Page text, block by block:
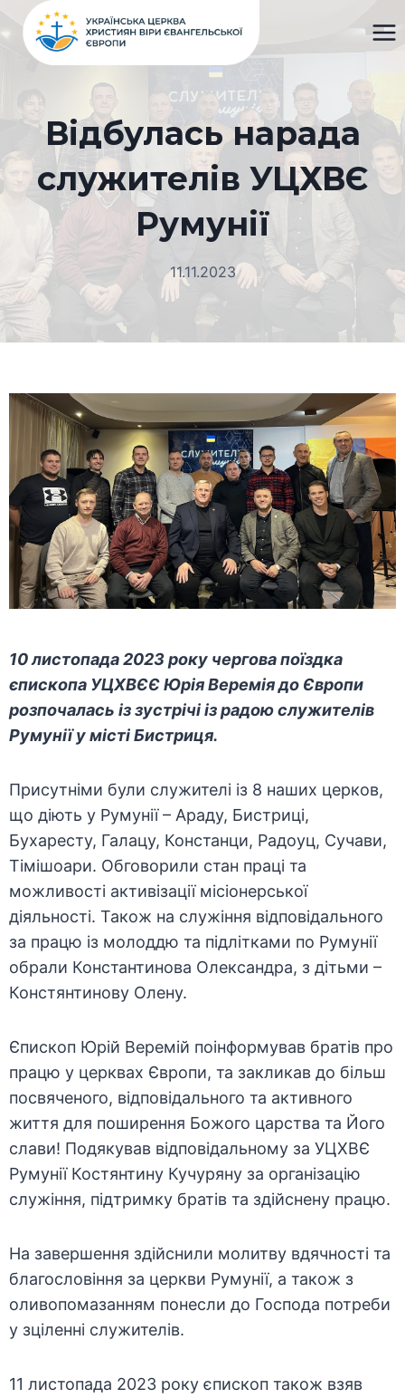
Перейти
до
вмісту
Відбулась нарада
служителів УЦХВЄ
Румунії
11.11.2023
10 листопада 2023 року чергова поїздка
єпископа УЦХВЄЄ Юрія Веремія до Європи
розпочалась із зустрічі із радою служителів
Румунії у місті Бистриця.
Присутніми були служителі із 8 наших церков,
що діють у Румунії – Араду, Бистриці,
Бухаресту, Галацу, Констанци, Радоуц, Сучави,
Тімішоари. Обговорили стан праці та
можливості активізації місіонерської
діяльності. Також на служіння відповідального
за працю із молоддю та підлітками по Румунії
обрали Константинова Олександра, з дітьми –
Констянтинову Олену.
Єпископ Юрій Веремій поінформував братів про
працю у церквах Європи, та закликав до більш
посвяченого, відповідального та активного
життя для поширення Божого царства та Його
слави! Подякував відповідальному за УЦХВЄ
Румунії Костянтину Кучуряну за організацію
служіння, підтримку братів та здійснену працю.
На завершення здійснили молитву вдячності та
благословіння за церкви Румунії, а також з
оливопомазанням понесли до Господа потреби
у зціленні служителів.
11 листопада 2023 року єпископ також взяв